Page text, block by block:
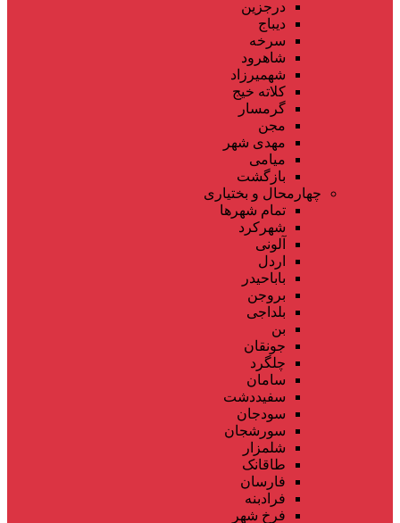
درجزین
دیباج
سرخه
شاهرود
شهمیرزاد
کلاته خیج
گرمسار
مجن
مهدی شهر
میامی
بازگشت
چهارمحال و بختیاری
تمام شهر‌ها
شهرکرد
آلونی
اردل
باباحیدر
بروجن
بلداجی
بن
جونقان
چلگرد
سامان
سفیددشت
سودجان
سورشجان
شلمزار
طاقانک
فارسان
فرادبنه
فرخ شهر